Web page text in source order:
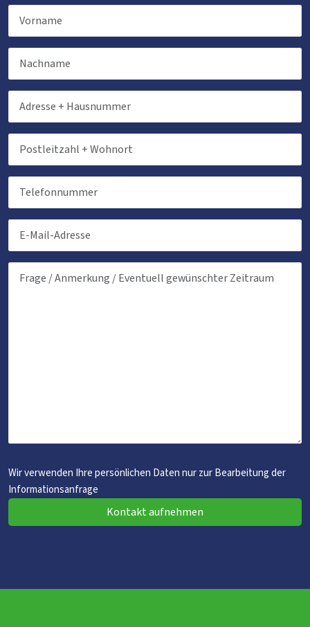
Wir verwenden Ihre persönlichen Daten nur zur Bearbeitung der
Informationsanfrage
Kontakt aufnehmen